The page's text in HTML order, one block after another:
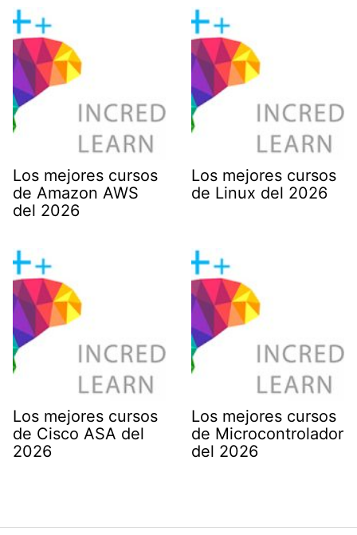
Los mejores cursos
de Amazon AWS
del 2026
Los mejores cursos
de Linux del 2026
Los mejores cursos
de Cisco ASA del
2026
Los mejores cursos
de Microcontrolador
del 2026